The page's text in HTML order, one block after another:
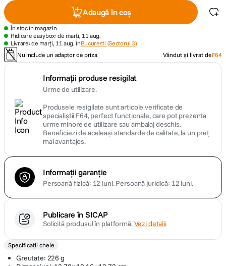
10 . godox
Adaugă în coș
În stoc în magazin
Ridicare easybox: de marți, 11 aug.
Livrare: de marți, 11 aug. înBucuresti (Sectorul 3)
Nu include un adaptor de priza
Vândut și livrat deF64
Informații produse resigilat
Urme de utilizare.
Produsele resigilate sunt articole verificate de
specialiștii F64, perfect funcționale, care pot prezenta
urme minore de utilizare sau ambalaj deschis.
Beneficiezi de aceleași standarde de calitate, la un preț
mai avantajos.
Informații garanție
Persoană fizică: 12 luni.Persoană juridică: 12 luni.
Publicare în SICAP
Solicită produsul în platformă.Vezi detalii
Specificații cheie
Greutate: 226 g